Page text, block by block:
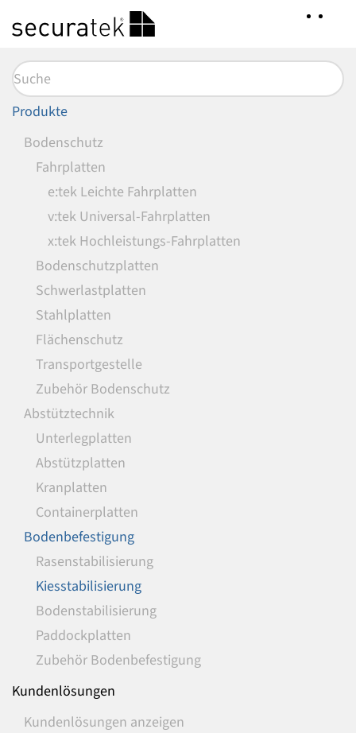
Hauptinhalt
springen
Produkte
Bodenschutz
Fahrplatten
e:tek Leichte Fahrplatten
v:tek Universal-Fahrplatten
x:tek Hochleistungs-Fahrplatten
Bodenschutzplatten
Schwerlastplatten
Stahlplatten
Flächenschutz
Transportgestelle
Zubehör Bodenschutz
Abstütztechnik
Unterlegplatten
Abstützplatten
Kranplatten
Containerplatten
Bodenbefestigung
Rasenstabilisierung
Kiesstabilisierung
Bodenstabilisierung
Paddockplatten
Zubehör Bodenbefestigung
Kundenlösungen
Kundenlösungen anzeigen